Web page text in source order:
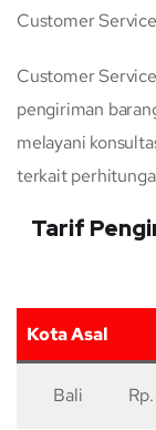
Customer
Customer
pengiriman
melayani
terkait
Tarif
Kota Asal
Bali